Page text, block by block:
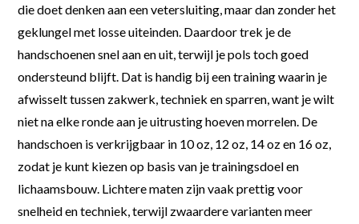
die doet denken aan een vetersluiting, maar dan zonder het
geklungel met losse uiteinden. Daardoor trek je de
handschoenen snel aan en uit, terwijl je pols toch goed
ondersteund blijft. Dat is handig bij een training waarin je
afwisselt tussen zakwerk, techniek en sparren, want je wilt
niet na elke ronde aan je uitrusting hoeven morrelen. De
handschoen is verkrijgbaar in 10 oz, 12 oz, 14 oz en 16 oz,
zodat je kunt kiezen op basis van je trainingsdoel en
lichaamsbouw. Lichtere maten zijn vaak prettig voor
snelheid en techniek, terwijl zwaardere varianten meer